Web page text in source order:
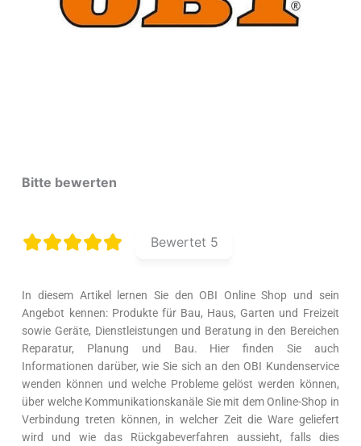
Bitte bewerten
Bewertet 5
In diesem Artikel lernen Sie den OBI Online Shop und sein
Angebot kennen: Produkte für Bau, Haus, Garten und Freizeit
sowie Geräte, Dienstleistungen und Beratung in den Bereichen
Reparatur, Planung und Bau. Hier finden Sie auch
Informationen darüber, wie Sie sich an den OBI Kundenservice
wenden können und welche Probleme gelöst werden können,
über welche Kommunikationskanäle Sie mit dem Online-Shop in
Verbindung treten können, in welcher Zeit die Ware geliefert
wird und wie das Rückgabeverfahren aussieht, falls dies